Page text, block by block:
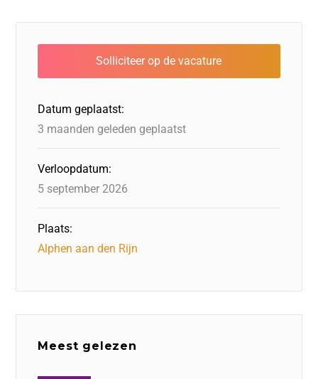
e
b
o
o
k
e
dI
n
o
d
o
n
a
d
s
s
A
p
l
Datum geplaatst:
3 maanden geleden geplaatst
Verloopdatum:
5 september 2026
Plaats:
Alphen aan den Rijn
Meest gelezen